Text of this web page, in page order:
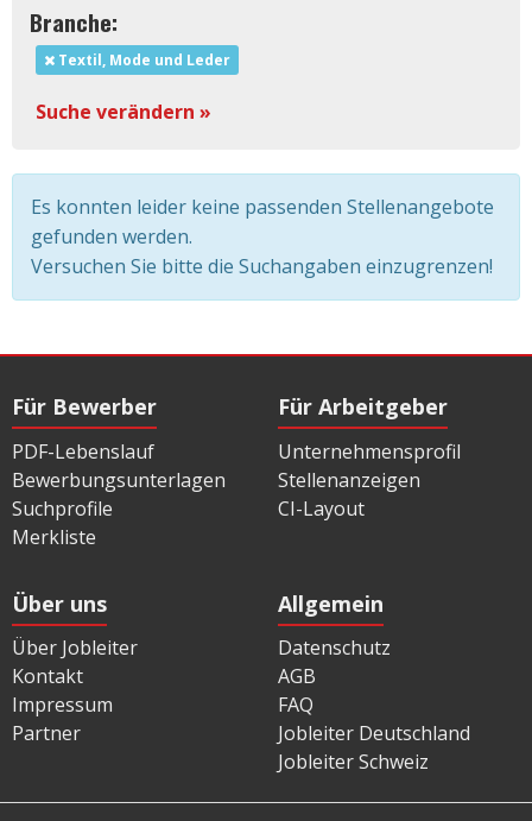
Branche:
Textil, Mode und Leder
Suche verändern »
Es konnten leider keine passenden Stellenangebote
gefunden werden.
Versuchen Sie bitte die Suchangaben einzugrenzen!
Für Bewerber
PDF-Lebenslauf
Bewerbungsunterlagen
Suchprofile
Merkliste
Für Arbeitgeber
Unternehmensprofil
Stellenanzeigen
CI-Layout
Über uns
Über Jobleiter
Kontakt
Impressum
Partner
Allgemein
Datenschutz
AGB
FAQ
Jobleiter Deutschland
Jobleiter Schweiz